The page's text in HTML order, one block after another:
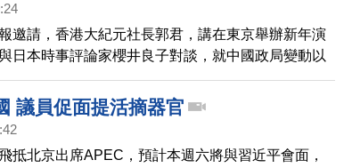
邀請，香港大紀元社長郭君，講在東京舉辦新年演
日本時事評論家櫻井良子對談，就中國政局變動以
媒體人交換了寶貴意見。
議員促面提活摘器官
抵北京出席APEC，預計本週六將與習近平會面，